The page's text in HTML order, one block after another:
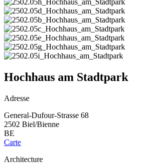
Hochhaus am Stadtpark
Adresse
General-Dufour-Strasse 68
2502 Biel/Bienne
BE
Carte
Architecture